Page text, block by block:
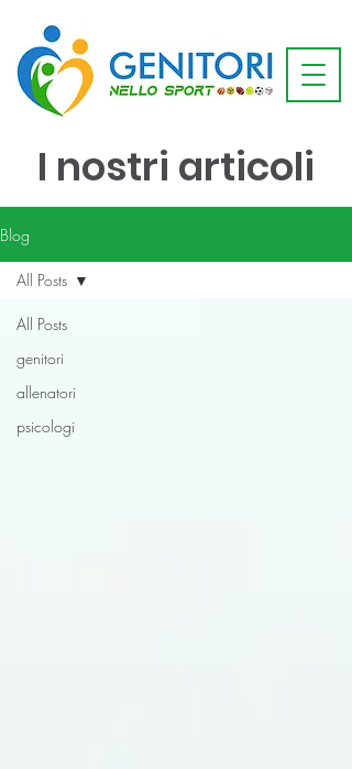
I nostri articoli
Blog
All Posts
genitori
allenatori
psicologi
All Posts